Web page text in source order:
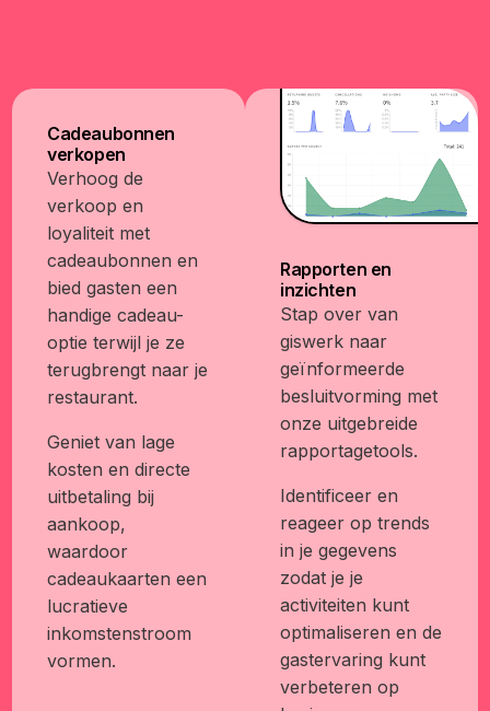
Cadeaubonnen
verkopen
Verhoog de
verkoop en
loyaliteit met
cadeaubonnen en
bied gasten een
handige cadeau-
optie terwijl je ze
terugbrengt naar je
restaurant.
Geniet van lage
kosten en directe
uitbetaling bij
aankoop,
waardoor
cadeaukaarten een
lucratieve
inkomstenstroom
vormen.
Rapporten en
inzichten
Stap over van
giswerk naar
geïnformeerde
besluitvorming met
onze uitgebreide
rapportagetools.
Identificeer en
reageer op trends
in je gegevens
zodat je je
activiteiten kunt
optimaliseren en de
gastervaring kunt
verbeteren op